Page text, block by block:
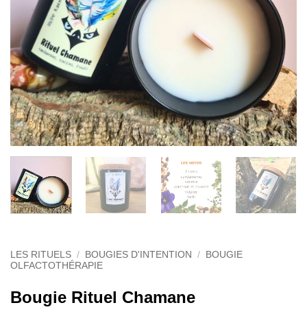
LES RITUELS / BOUGIES D'INTENTION /
BOUGIE
OLFACTOTHÉRAPIE
Bougie Rituel Chamane